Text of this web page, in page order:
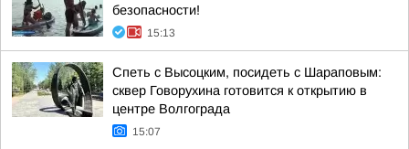
безопасности!
15:13
Спеть с Высоцким, посидеть с Шараповым:
сквер Говорухина готовится к открытию в
центре Волгограда
15:07